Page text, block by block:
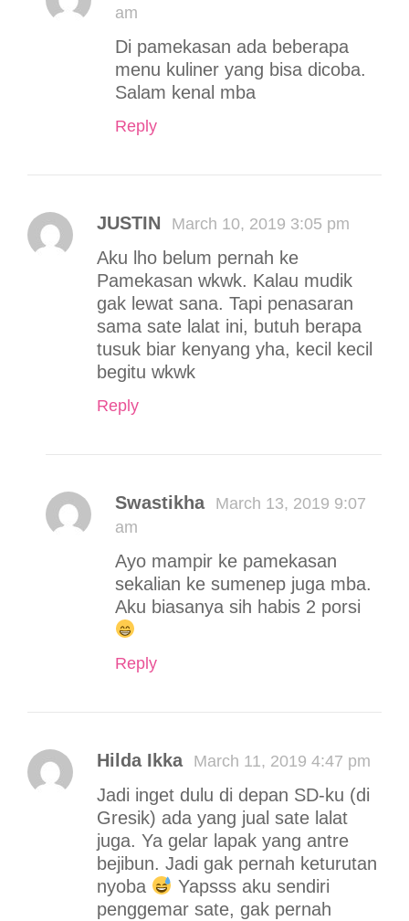
am
Di pamekasan ada beberapa
menu kuliner yang bisa dicoba.
Salam kenal mba
Reply
JUSTIN March 10, 2019 3:05 pm
Aku lho belum pernah ke
Pamekasan wkwk. Kalau mudik
gak lewat sana. Tapi penasaran
sama sate lalat ini, butuh berapa
tusuk biar kenyang yha, kecil kecil
begitu wkwk
Reply
Swastikha
March 13, 2019 9:07
am
Ayo mampir ke pamekasan
sekalian ke sumenep juga mba.
Aku biasanya sih habis 2 porsi
Reply
Hilda Ikka March 11, 2019 4:47 pm
Jadi inget dulu di depan SD-ku (di
Gresik) ada yang jual sate lalat
juga. Ya gelar lapak yang antre
bejibun. Jadi gak pernah keturutan
nyoba
Yapsss aku sendiri
penggemar sate, gak pernah